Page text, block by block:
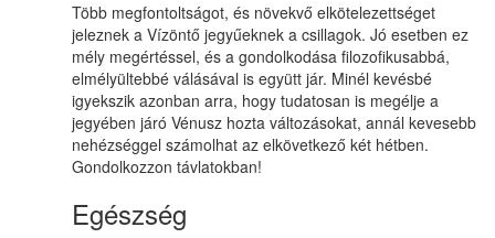
Több megfontoltságot, és növekvő elkötelezettséget
jeleznek a Vízöntő jegyűeknek a csillagok. Jó esetben ez
mély megértéssel, és a gondolkodása filozofikusabbá,
elmélyültebbé válásával is együtt jár. Minél kevésbé
igyekszik azonban arra, hogy tudatosan is megélje a
jegyében járó Vénusz hozta változásokat, annál kevesebb
nehézséggel számolhat az elkövetkező két hétben.
Gondolkozzon távlatokban!
Egészség